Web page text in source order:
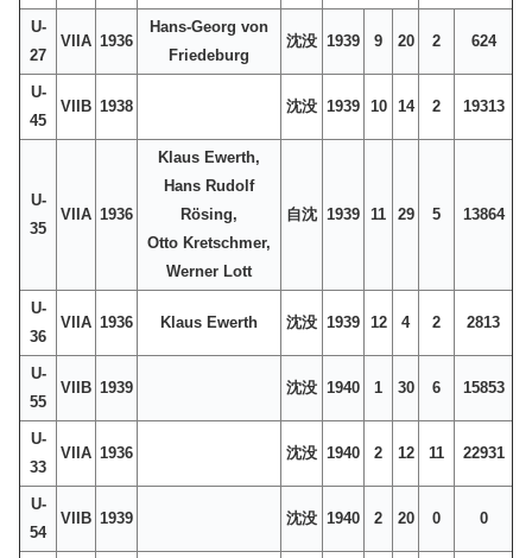
U-
27
VIIA 1936
Hans-Georg von
Friedeburg
沈没 1939 9 20 2 624
U-
45
VIIB 1938 沈没 1939 10 14 2 19313
U-
35
VIIA 1936
Klaus Ewerth,
Hans Rudolf
Rösing,
Otto Kretschmer,
Werner Lott
自沈 1939 11 29 5 13864
U-
36
VIIA 1936 Klaus Ewerth 沈没 1939 12 4 2 2813
U-
55
VIIB 1939 沈没 1940 1 30 6 15853
U-
33
VIIA 1936 沈没 1940 2 12 11 22931
U-
54
VIIB 1939 沈没 1940 2 20 0 0